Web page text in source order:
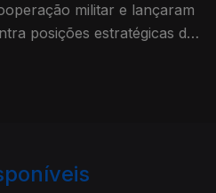
militar e lançaram
posições estratégicas da